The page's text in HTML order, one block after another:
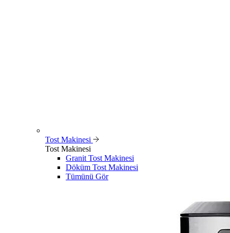
Tost Makinesi
Tost Makinesi
Granit Tost Makinesi
Döküm Tost Makinesi
Tümünü Gör